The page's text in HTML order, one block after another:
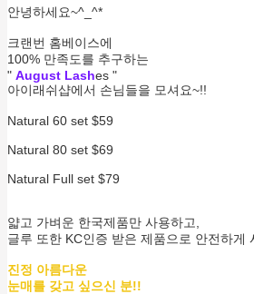
안녕하세요~^_^*
크랜번 홈베이스에
100% 만족도를 추구하는
" August Lashes "
아이래쉬샵에서 손님들을 모셔요~!!
Natural 60 set $59
Natural 80 set $69
Natural Full set $79
얇고 가벼운 한국제품만 사용하고,
글루 또한 KC인증 받은 제품으로 안전하게
진정 아름다운
눈매를 갖고 싶으신 분!!